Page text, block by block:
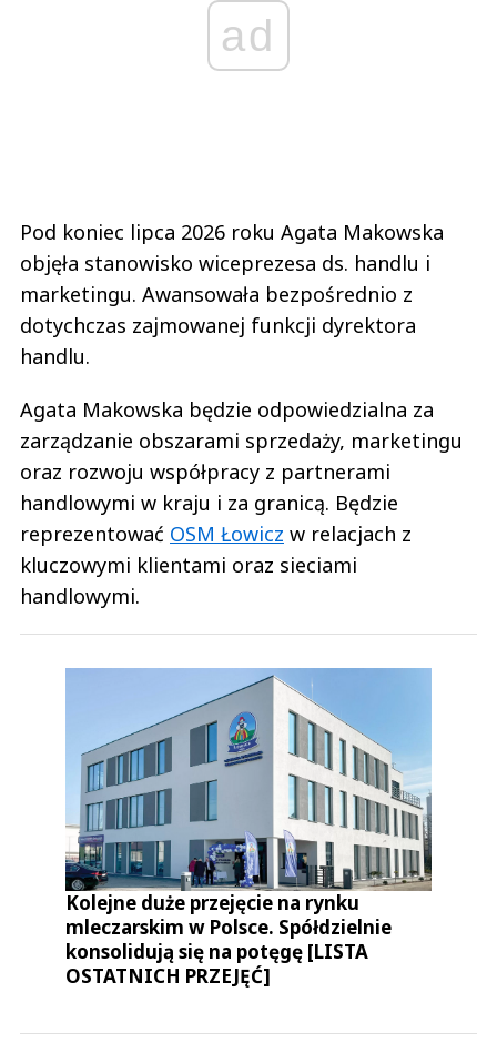
ad
Pod koniec lipca 2026 roku Agata Makowska
objęła stanowisko wiceprezesa ds. handlu i
marketingu. Awansowała bezpośrednio z
dotychczas zajmowanej funkcji dyrektora
handlu.
Agata Makowska będzie odpowiedzialna za
zarządzanie obszarami sprzedaży, marketingu
oraz rozwoju współpracy z partnerami
handlowymi w kraju i za granicą. Będzie
reprezentować OSM Łowicz w relacjach z
kluczowymi klientami oraz sieciami
handlowymi.
Kolejne duże przejęcie na rynku
mleczarskim w Polsce. Spółdzielnie
konsolidują się na potęgę [LISTA
OSTATNICH PRZEJĘĆ]